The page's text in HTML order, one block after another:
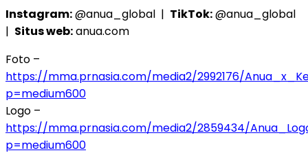
Instagram:@anua_global | TikTok:@anua_global
| Situs web:anua.com
Foto –
https://mma.prnasia.com/media2/2992176/
p=medium600
Logo –
https://mma.prnasia.com/media2/2859434/
p=medium600